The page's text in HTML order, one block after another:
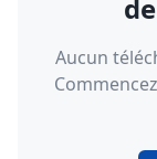
Aucun